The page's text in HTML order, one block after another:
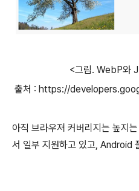
<그림. WebP와
출처 : https://
아직 브라우져 커버리지는 높지
서 일부 지원하고 있고, Android